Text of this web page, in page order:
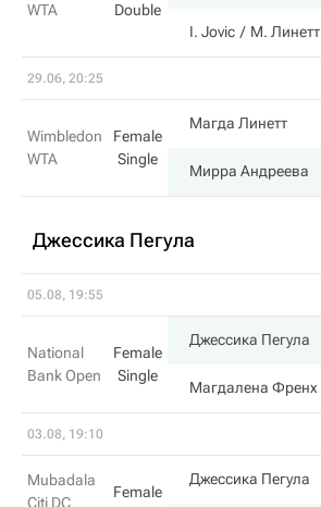
WTA
Double
I. Jovic М. Линетт
29.06, 20:25
Wimbledon
WTA
Female
Single
Магда Линетт
Мирра Андреева
Джессика Пегула
05.08, 19:55
National
Bank Open
Female
Single
Джессика Пегула
Магдалена Френх
03.08, 19:10
Mubadala
Citi DC
Female
Джессика Пегула